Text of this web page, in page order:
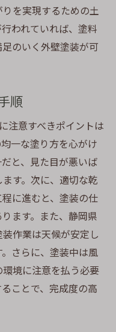
を実現するための土
われていれば、塗料
のいく外壁塗装が可
順
注意すべきポイントは
一な塗り方を心がけ
と、見た目が悪いば
す。次に、適切な乾
に進むと、塗装の仕
ます。また、静岡県
作業は天候が安定し
さらに、塗装中は風
境に注意を払う必要
ことで、完成度の高